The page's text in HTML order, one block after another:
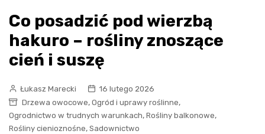
Co posadzić pod wierzbą
hakuro – rośliny znoszące
cień i suszę
Łukasz Marecki
16 lutego 2026
Drzewa owocowe, Ogród i uprawy roślinne,
Ogrodnictwo w trudnych warunkach, Rośliny balkonowe,
Rośliny cienioznośne, Sadownictwo